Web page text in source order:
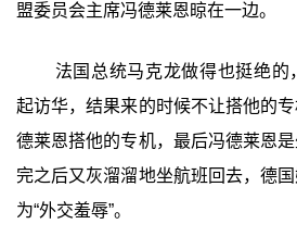
盟委员会主席冯德莱恩晾在一边。
法国总统马克龙做得也挺绝的
起访华，结果来的时候不让搭他的
德莱恩搭他的专机，最后冯德莱恩
完之后又灰溜溜地坐航班回去，德
为“外交羞辱”。